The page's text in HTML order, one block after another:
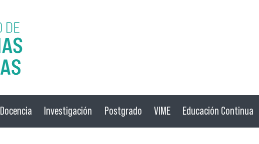
Docencia Investigación Postgrado VIME Educación Continua